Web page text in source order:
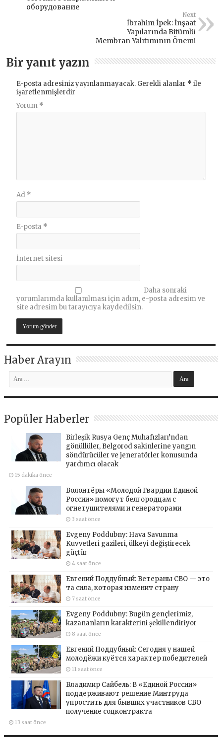
оборудование
Next
İbrahim İpek: İnşaat
Yapılarında Bitümlü
Membran Yalıtımının Önemi
Bir yanıt yazın
E-posta adresiniz yayınlanmayacak. Gerekli alanlar * ile
işaretlenmişlerdir
Yorum *
Ad *
E-posta *
İnternet sitesi
Daha sonraki
yorumlarımda kullanılması için adım, e-posta adresim ve
site adresim bu tarayıcıya kaydedilsin.
Haber Arayın
Popüler Haberler
Birleşik Rusya Genç Muhafızları’ndan
gönüllüler, Belgorod sakinlerine yangın
söndürücüler ve jeneratörler konusunda
yardımcı olacak
15 dakika önce
Волонтёры «Молодой Гвардии Единой
России» помогут белгородцам с
огнетушителями и генераторами
3 saat önce
Evgeny Poddubny: Hava Savunma
Kuvvetleri gazileri, ülkeyi değiştirecek
güçtür
4 saat önce
Евгений Поддубный: Ветераны СВО — это
та сила, которая изменит страну
7 saat önce
Evgeny Poddubny: Bugün gençlerimiz,
kazananların karakterini şekillendiriyor
8 saat önce
Евгений Поддубный: Сегодня у нашей
молодёжи куётся характер победителей
11 saat önce
Владимир Сайбель: В «Единой России»
поддерживают решение Минтруда
упростить для бывших участников СВО
получение соцконтракта
13 saat önce